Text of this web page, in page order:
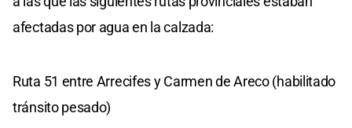
afectadas por agua en la calzada:
Ruta 51 entre Arrecifes y Carmen de Areco (habilitado
tránsito pesado)